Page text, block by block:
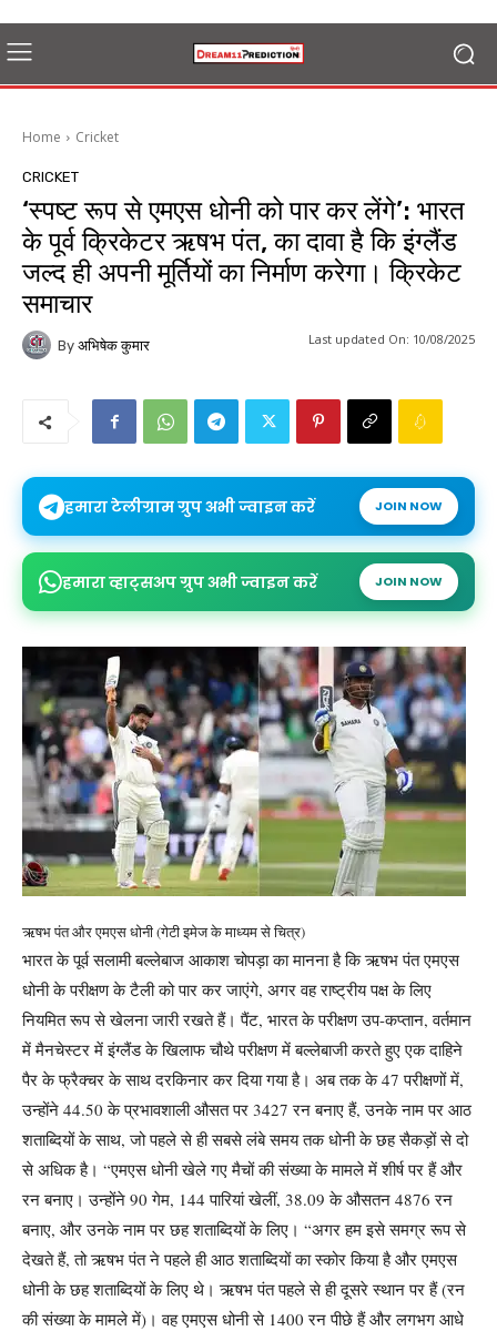
Home Cricket
CRICKET
‘स्पष्ट रूप से एमएस धोनी को पार कर लेंगे’: भारत
के पूर्व क्रिकेटर ऋषभ पंत, का दावा है कि इंग्लैंड
जल्द ही अपनी मूर्तियों का निर्माण करेगा। क्रिकेट
समाचार
By अभिषेक कुमार Last updated On: 10/08/2025
हमारा टेलीग्राम ग्रुप अभी ज्वाइन करें JOIN NOW
हमारा व्हाट्सअप ग्रुप अभी ज्वाइन करें JOIN NOW
ऋषभ पंत और एमएस धोनी (गेटी इमेज के माध्यम से चित्र)
भारत के पूर्व सलामी बल्लेबाज आकाश चोपड़ा का मानना है कि ऋषभ पंत एमएस
धोनी के परीक्षण के टैली को पार कर जाएंगे, अगर वह राष्ट्रीय पक्ष के लिए
नियमित रूप से खेलना जारी रखते हैं। पैंट, भारत के परीक्षण उप-कप्तान, वर्तमान
में मैनचेस्टर में इंग्लैंड के खिलाफ चौथे परीक्षण में बल्लेबाजी करते हुए एक दाहिने
पैर के फ्रैक्चर के साथ दरकिनार कर दिया गया है। अब तक के 47 परीक्षणों में,
उन्होंने 44.50 के प्रभावशाली औसत पर 3427 रन बनाए हैं, उनके नाम पर आठ
शताब्दियों के साथ, जो पहले से ही सबसे लंबे समय तक धोनी के छह सैकड़ों से दो
से अधिक है। “एमएस धोनी खेले गए मैचों की संख्या के मामले में शीर्ष पर हैं और
रन बनाए। उन्होंने 90 गेम, 144 पारियां खेलीं, 38.09 के औसतन 4876 रन
बनाए, और उनके नाम पर छह शताब्दियों के लिए। “अगर हम इसे समग्र रूप से
देखते हैं, तो ऋषभ पंत ने पहले ही आठ शताब्दियों का स्कोर किया है और एमएस
धोनी के छह शताब्दियों के लिए थे। ऋषभ पंत पहले से ही दूसरे स्थान पर हैं (रन
की संख्या के मामले में)। वह एमएस धोनी से 1400 रन पीछे हैं और लगभग आधे